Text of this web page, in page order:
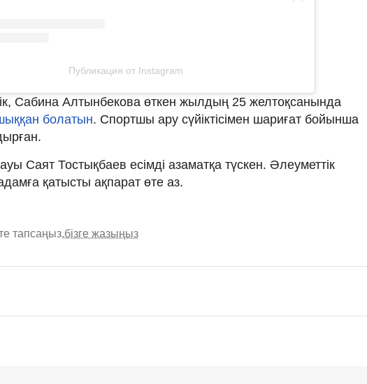
Публикация от Instagram
Сабина Алтынбекова өткен жылдың 25 желтоқсанында
болатын. Спортшы ару сүйіктісімен шариғат бойынша
Саят Тостықбаев есімді азаматқа түскен. Әлеуметтік
қатысты ақпарат өте аз.
тапсаңыз,бізге жазыңыз